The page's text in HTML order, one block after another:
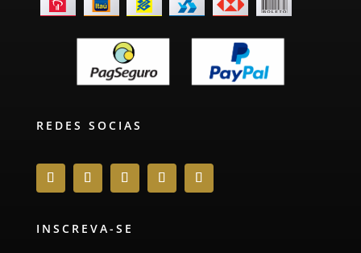
REDES SOCIAS
INSCREVA-SE